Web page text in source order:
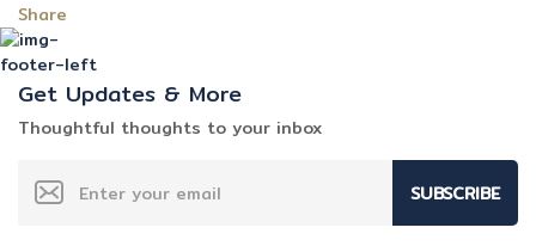
Share
Get Updates & More
Thoughtful thoughts to your inbox
SUBSCRIBE